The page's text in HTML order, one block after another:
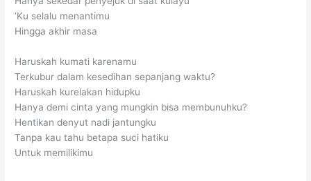
‘Ku selalu menantimu
Hingga akhir masa
Haruskah kumati karenamu
Terkubur dalam kesedihan sepanjang waktu?
Haruskah kurelakan hidupku
Hanya demi cinta yang mungkin bisa membunuhku?
Hentikan denyut nadi jantungku
Tanpa kau tahu betapa suci hatiku
Untuk memilikimu